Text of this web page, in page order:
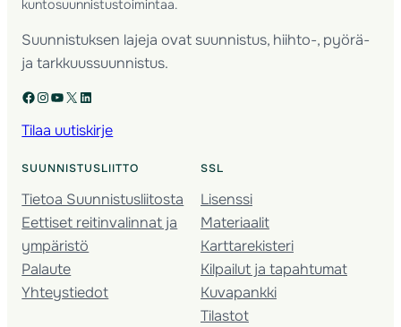
kuntosuunnistustoimintaa.
Suunnistuksen lajeja ovat suunnistus, hiihto-, pyörä-
ja tarkkuussuunnistus.
Facebook Instagram YouTube X LinkedIn
Tilaa uutiskirje
SUUNNISTUSLIITTO
Tietoa Suunnistusliitosta
Eettiset reitinvalinnat ja
ympäristö
Palaute
Yhteystiedot
SSL
Lisenssi
Materiaalit
Karttarekisteri
Kilpailut ja tapahtumat
Kuvapankki
Tilastot